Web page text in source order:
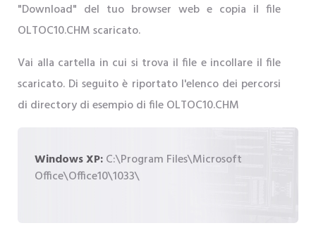
"Download" del tuo browser web e copia il file
OLTOC10.CHM scaricato.
Vai alla cartella in cui si trova il file e incollare il file
scaricato. Di seguito è riportato l'elenco dei percorsi
di directory di esempio di file OLTOC10.CHM
Windows XP:C:\Program Files\Microsoft
Office\Office10\1033\